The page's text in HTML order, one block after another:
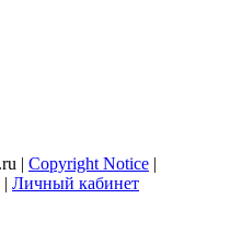
| Copyright Notice |
| Личный кабинет